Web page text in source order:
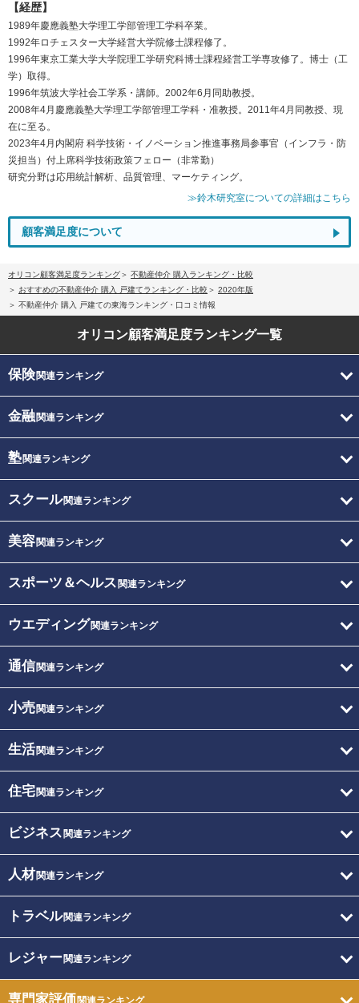
【経歴】
1989年慶應義塾大学理工学部管理工学科卒業。
1992年ロチェスター大学経営大学院修士課程修了。
1996年東京工業大学大学院理工学研究科博士課程経営工学専攻修了。博士（工
学）取得。
1996年筑波大学社会工学系・講師。2002年6月同助教授。
2008年4月慶應義塾大学理工学部管理工学科・准教授。2011年4月同教授、現
在に至る。
2023年4月内閣府 科学技術・イノベーション推進事務局参事官（インフラ・防
災担当）付上席科学技術政策フェロー（非常勤）
研究分野は応用統計解析、品質管理、マーケティング。
≫鈴木研究室についての詳細はこちら
顧客満足度について
オリコン顧客満足度ランキング
不動産仲介 購入ランキング・比較
おすすめの不動産仲介 購入 戸建てランキング・比較
2020年版
不動産仲介 購入 戸建ての東海ランキング・口コミ情報
オリコン顧客満足度ランキング一覧
保険関連ランキング
金融関連ランキング
塾関連ランキング
スクール関連ランキング
美容関連ランキング
スポーツ＆ヘルス 関連ランキング
ウエディング関連ランキング
通信関連ランキング
小売関連ランキング
生活関連ランキング
住宅関連ランキング
ビジネス 関連ランキング
人材関連ランキング
トラベル関連ランキング
レジャー関連ランキング
専門家評価